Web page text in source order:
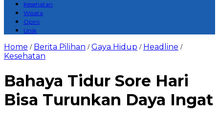
Kesehatan
Wisata
Opini
Unik
Home / Berita Pilihan /Gaya Hidup / Headline /
Kesehatan
Bahaya Tidur Sore Hari
Bisa Turunkan Daya Ingat